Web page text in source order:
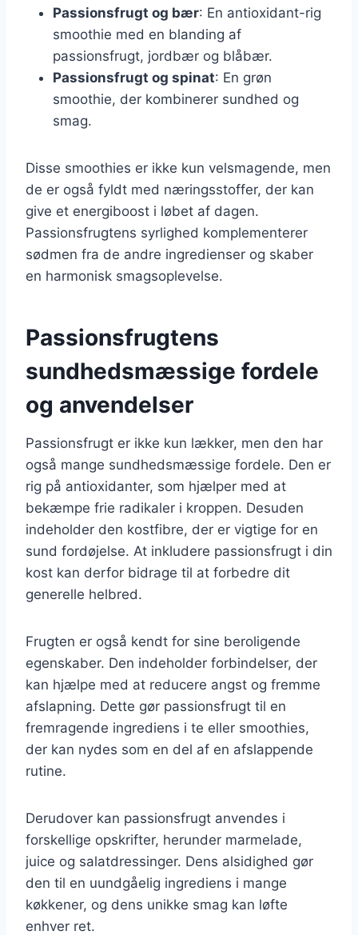
Passionsfrugt og bær: En antioxidant-rig
smoothie med en blanding af
passionsfrugt, jordbær og blåbær.
Passionsfrugt og spinat: En grøn
smoothie, der kombinerer sundhed og
smag.
Disse smoothies er ikke kun velsmagende, men
de er også fyldt med næringsstoffer, der kan
give et energiboost i løbet af dagen.
Passionsfrugtens syrlighed komplementerer
sødmen fra de andre ingredienser og skaber
en harmonisk smagsoplevelse.
Passionsfrugtens
sundhedsmæssige fordele
og anvendelser
Passionsfrugt er ikke kun lækker, men den har
også mange sundhedsmæssige fordele. Den er
rig på antioxidanter, som hjælper med at
bekæmpe frie radikaler i kroppen. Desuden
indeholder den kostfibre, der er vigtige for en
sund fordøjelse. At inkludere passionsfrugt i din
kost kan derfor bidrage til at forbedre dit
generelle helbred.
Frugten er også kendt for sine beroligende
egenskaber. Den indeholder forbindelser, der
kan hjælpe med at reducere angst og fremme
afslapning. Dette gør passionsfrugt til en
fremragende ingrediens i te eller smoothies,
der kan nydes som en del af en afslappende
rutine.
Derudover kan passionsfrugt anvendes i
forskellige opskrifter, herunder marmelade,
juice og salatdressinger. Dens alsidighed gør
den til en uundgåelig ingrediens i mange
køkkener, og dens unikke smag kan løfte
enhver ret.